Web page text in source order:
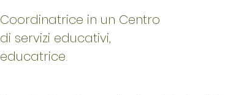
Coordinatrice in un Centro
di servizi educativi,
educatrice.